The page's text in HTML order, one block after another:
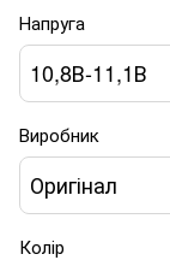
Напруга
10,8В-11,1В
Виробник
Оригінал
Колір